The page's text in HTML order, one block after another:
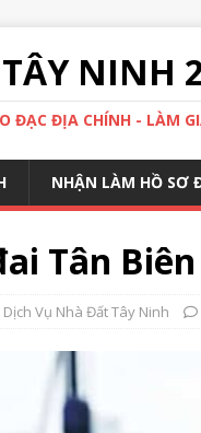
NINH
ĐẠC ĐỊA CHÍNH - LÀM
NHẬN LÀM HỒ SƠ
Tân
Dịch Vụ Nhà Đất Tây Ninh